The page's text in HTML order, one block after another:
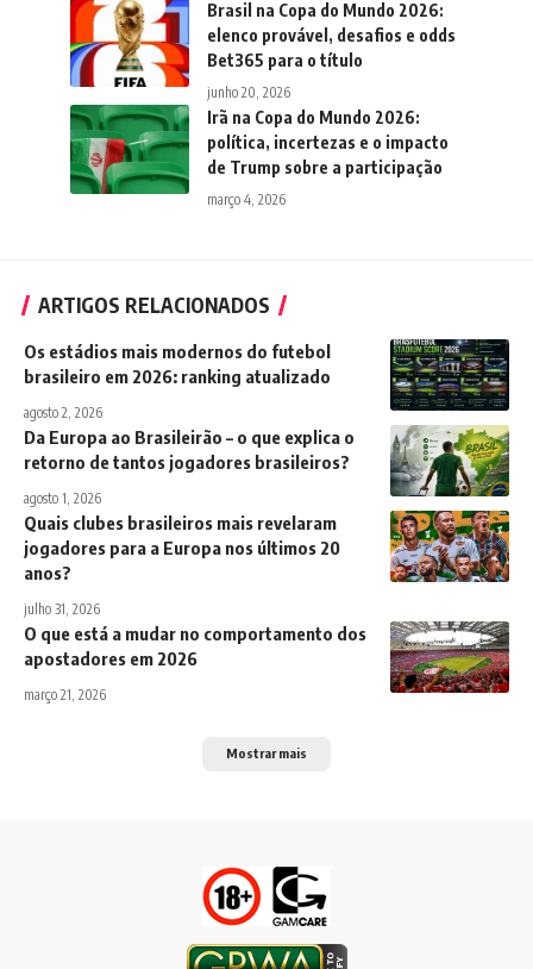
Brasil na Copa do Mundo 2026:
elenco provável, desafios e odds
Bet365 para o título
junho 20, 2026
Irã na Copa do Mundo 2026:
política, incertezas e o impacto
de Trump sobre a participação
março 4, 2026
ARTIGOS RELACIONADOS
Os estádios mais modernos do futebol
brasileiro em 2026: ranking atualizado
agosto 2, 2026
Da Europa ao Brasileirão – o que explica o
retorno de tantos jogadores brasileiros?
agosto 1, 2026
Quais clubes brasileiros mais revelaram
jogadores para a Europa nos últimos 20
anos?
julho 31, 2026
O que está a mudar no comportamento dos
apostadores em 2026
março 21, 2026
Mostrar mais